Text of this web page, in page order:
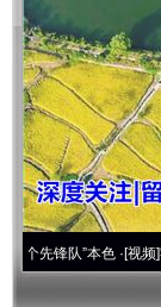
队”本色·[视频]牢记初心